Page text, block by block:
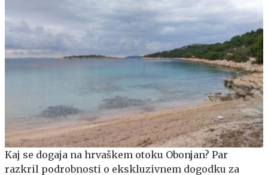
Kaj se dogaja na hrvaškem otoku Obonjan? Par
razkril podrobnosti o ekskluzivnem dogodku za